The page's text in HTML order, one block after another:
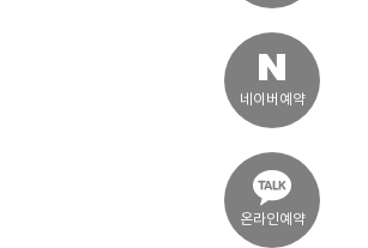
네이버예약
온라인예약